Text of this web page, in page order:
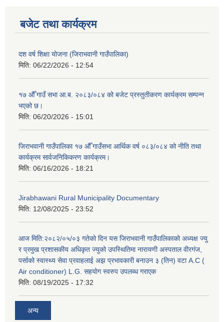
बजेट तथा कार्यक्रम
दश वर्ष शिक्षा योजना (जिराभवानी गाउँपालिका)
मिति: 06/22/2026 - 12:54
१७ औँ गाउँ सभा आ.ब. २०८३/०८४ को बजेट प्रस्तुतीकरण कार्यक्रम सम्पन्न
भएको छ।
मिति: 06/20/2026 - 15:01
जिराभवानी गाउँपालिका १७ औँ गाउँसभा आर्थिक वर्ष ०८३/०८४ को नीति तथा
कार्यक्रम सार्वजनिकिकरण कार्यक्रम।
मिति: 06/16/2026 - 18:21
Jirabhawani Rural Municipality Documentary
मिति: 12/08/2025 - 23:52
आज मिति:२०८२/०५/०३ गतेको दिन यस जिराभवानी गाउँपालिकाको अध्यक्ष ज्यु
र प्रमुख प्रशासकीय अधिकृत ज्युको उपस्थितिमा नारायणी अस्पताल वीरगंज,
पर्साको स्वास्थ्य सेवा प्रवाहलाई अझ प्रभावकारी बनाउन ३ (तिन) वटा A.C (
Air conditioner) L.G. सहयाेग स्वरुप उपलब्ध गराएक
मिति: 08/19/2025 - 17:32
अन्य